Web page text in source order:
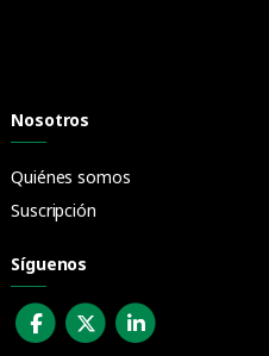
Nosotros
Quiénes somos
Suscripción
Síguenos